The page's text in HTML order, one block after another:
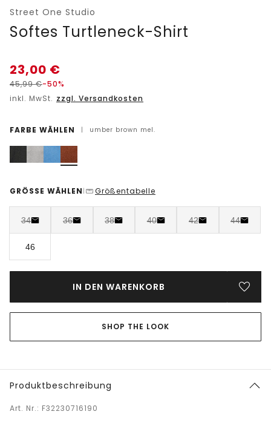
Street One Studio
Softes Turtleneck-Shirt
23,00 €
45,99€-50%
inkl. MwSt. zzgl. Versandkosten
FARBE WÄHLEN | umber brown mel.
GRÖSSE WÄHLEN | Größentabelle
34 36 38 40 42 44
46
IN DEN WARENKORB
SHOP THE LOOK
Produktbeschreibung
Art. Nr.: F32230716190